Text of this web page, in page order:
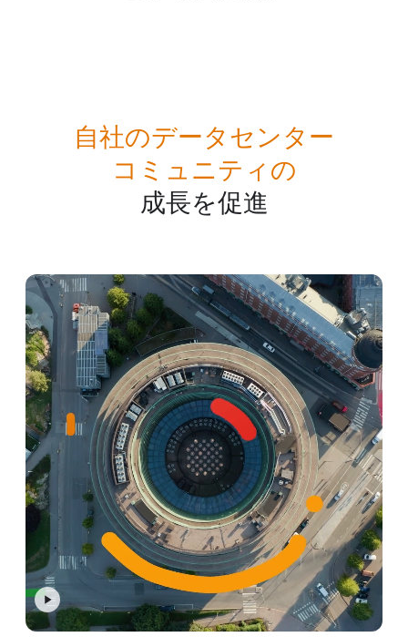
自社の​データセンター
コミュニティの
成長を​促進